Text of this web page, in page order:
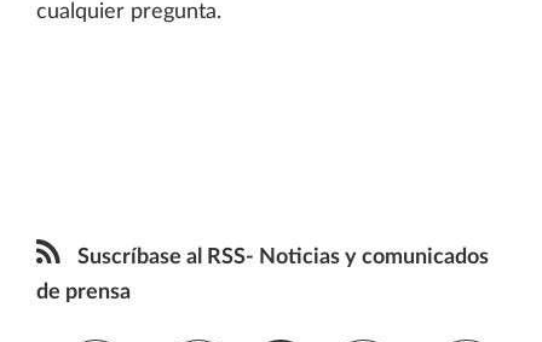
cualquier pregunta.
Suscríbase al RSS- Noticias y comunicados
de prensa